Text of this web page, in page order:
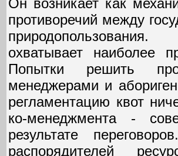
Он возникает как
противоречий между
охватывает наиболее
Попытки решить
менеджерами и
регламентацию квот
ко-менеджмента -
результате
распорядителей